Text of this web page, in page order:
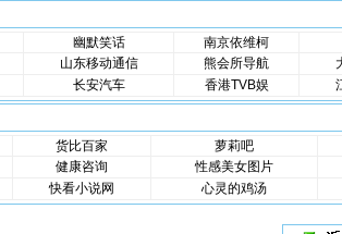
幽默笑话
南京依维柯
山东移动通信 熊会所导航
长安汽车 香港TVB娱
货比百家
萝莉吧
健康咨询
性感美女图片
快看小说网 心灵的鸡汤